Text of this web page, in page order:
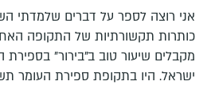
אני רוצה לספר על דברים שלמדתי
כותרות תקשורתיות של התקופה
מקבלים שיעור טוב ב"בירור" בספירת
ישראל. היו בתקופת ספירת העומר